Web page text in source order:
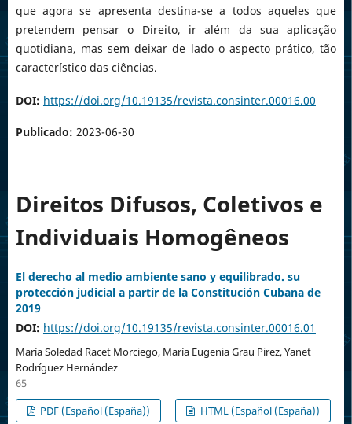
que agora se apresenta destina-se a todos aqueles que
pretendem pensar o Direito, ir além da sua aplicação
quotidiana, mas sem deixar de lado o aspecto prático, tão
característico das ciências.
DOI: https://doi.org/10.19135/revista.consinter.00016.00
Publicado: 2023-06-30
Direitos Difusos, Coletivos e
Individuais Homogêneos
El derecho al medio ambiente sano y equilibrado. su
protección judicial a partir de la Constitución Cubana de
2019
DOI: https://doi.org/10.19135/revista.consinter.00016.01
María Soledad Racet Morciego, María Eugenia Grau Pirez, Yanet
Rodríguez Hernández
65
PDF (Español (España))
HTML (Español (España))